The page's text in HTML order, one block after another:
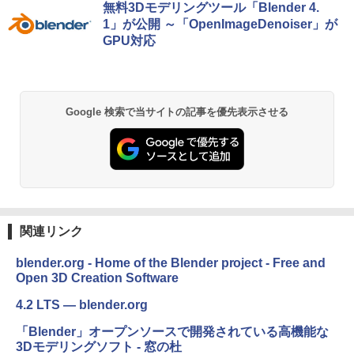
無料3Dモデリングツール「Blender 4.
1」が公開 ～「OpenImageDenoiser」が
GPU対応
Google 検索で当サイトの記事を優先表示させる
関連リンク
blender.org - Home of the Blender project - Free and
Open 3D Creation Software
4.2 LTS — blender.org
「Blender」オープンソースで開発されている高機能な
3Dモデリングソフト - 窓の杜